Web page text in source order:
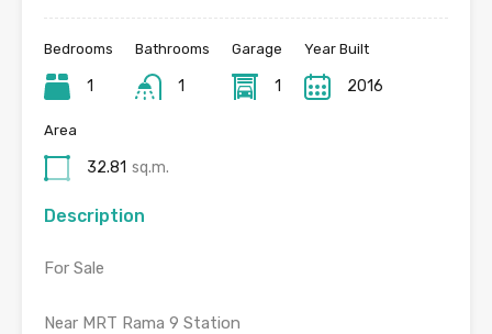
Bedrooms
1
Bathrooms
1
Garage
1
Year Built
2016
Area
32.81 sq.m.
Description
For Sale
Near MRT Rama 9 Station